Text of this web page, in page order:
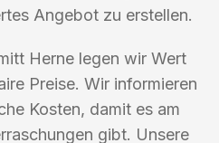
Angebot zu erstellen.
Herne legen wir Wert
Preise. Wir informieren
Kosten, damit es am
gibt. Unsere